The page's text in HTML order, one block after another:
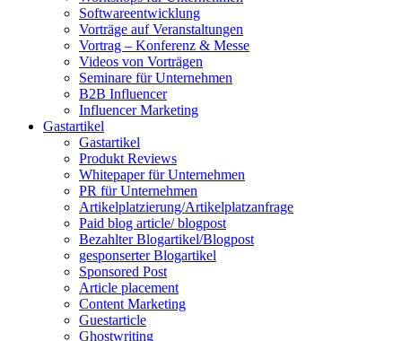
Softwareentwicklung
Vorträge auf Veranstaltungen
Vortrag – Konferenz & Messe
Videos von Vorträgen
Seminare für Unternehmen
B2B Influencer
Influencer Marketing
Gastartikel
Gastartikel
Produkt Reviews
Whitepaper für Unternehmen
PR für Unternehmen
Artikelplatzierung/Artikelplatzanfrage
Paid blog article/ blogpost
Bezahlter Blogartikel/Blogpost
gesponserter Blogartikel
Sponsored Post
Article placement
Content Marketing
Guestarticle
Ghostwriting